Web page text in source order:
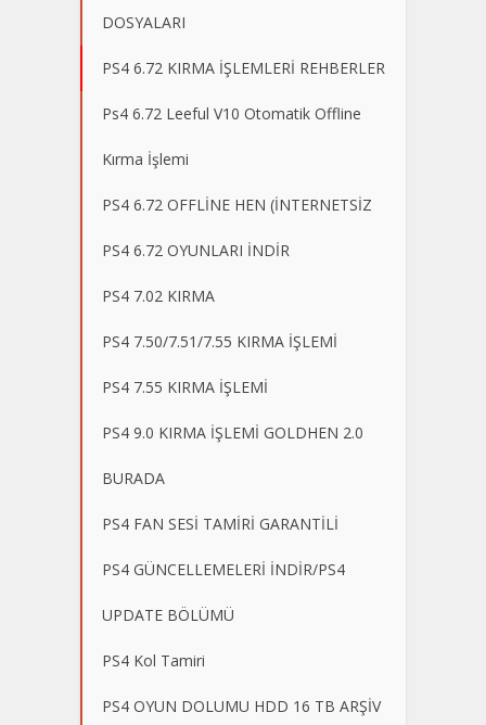
DOSYALARI
PS4 6.72 KIRMA İŞLEMLERİ REHBERLER
Ps4 6.72 Leeful V10 Otomatik Offline
Kırma İşlemi
PS4 6.72 OFFLİNE HEN (İNTERNETSİZ
PS4 6.72 OYUNLARI İNDİR
PS4 7.02 KIRMA
PS4 7.50/7.51/7.55 KIRMA İŞLEMİ
PS4 7.55 KIRMA İŞLEMİ
PS4 9.0 KIRMA İŞLEMİ GOLDHEN 2.0
BURADA
PS4 FAN SESİ TAMİRİ GARANTİLİ
PS4 GÜNCELLEMELERİ İNDİR/PS4
UPDATE BÖLÜMÜ
PS4 Kol Tamiri
PS4 OYUN DOLUMU HDD 16 TB ARŞİV